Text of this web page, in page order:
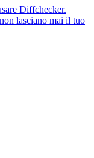
Diffchecker.
lasciano mai il tuo